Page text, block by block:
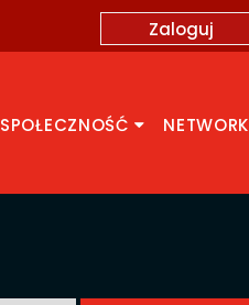
Zaloguj
SPOŁECZNOŚĆ NETWORK